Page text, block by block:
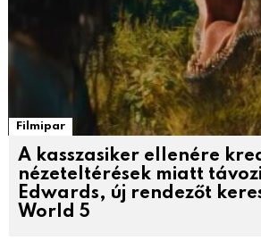
Filmipar
A kasszasiker ellenére
nézeteltérések miatt
Edwards, új rendezőt
World 5